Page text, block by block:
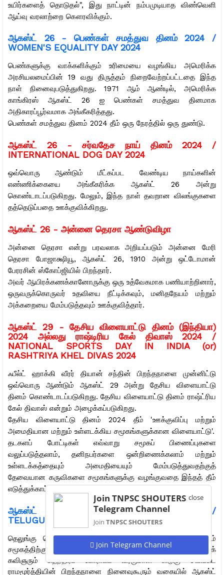
உயிர்களைத் தொடுதல்", இது நாட்டின் நம்பமுடியாத விண்வெளி
ஆய்வு வரலாற்றை கௌரவிக்கும்.
ஆகஸ்ட் 26 -பெண்கள் சமத்துவ தினம் 2024 /
WOMEN'S EQUALITY DAY 2024
பெண்களுக்கு வாக்களிக்கும் உரிமையை வழங்கிய அமெரிக்க
அரசியலமைப்பின் 19 வது திருத்தம் நிறைவேற்றப்பட்டதை இந்த
நாள் நினைவுபடுத்துகிறது. 1971 ஆம் ஆண்டில், அமெரிக்க
காங்கிரஸ் ஆகஸ்ட் 26 ஐ பெண்கள் சமத்துவ தினமாக
அதிகாரப்பூர்வமாக அங்கீகரித்தது.
பெண்கள் சமத்துவ தினம் 2024 தீம் ஒரு நேரத்தில் ஒரு துண்டு.
ஆகஸ்ட் 26 - சர்வதேச நாய் தினம் 2024 /
INTERNATIONAL DOG DAY 2024
ஒவ்வொரு ஆண்டும் மீட்கப்பட வேண்டிய நாய்களின்
எண்ணிக்கையை அங்கீகரிக்க ஆகஸ்ட் 26 அன்று
கொண்டாடப்படுகிறது. மேலும், இந்த நாள் தவறான விலங்குகளை
தத்தெடுப்பதை ஊக்குவிக்கிறது.
ஆகஸ்ட் 26 - அன்னை தெரசா ஆண்டுவிழா
அன்னை தெரசா என்று பரவலாக அறியப்படும் அன்னை மேரி
தெரசா போஜாக்ஷியூ, ஆகஸ்ட் 26, 1910 அன்று ஒட்டோமான்
பேரரசின் ஸ்கோப்ஜியில் பிறந்தார்.
அவர் ஆயிரக்கணக்கானோருக்கு ஒரு உத்வேகமாக பணியாற்றினார்,
ஒருவருக்கொருவர் உதவியை நீட்டிக்கவும், மனிதநேயம் மற்றும்
அக்கறையை மேம்படுத்தவும் ஊக்குவித்தார்.
ஆகஸ்ட் 29 - தேசிய விளையாட்டு தினம் (இந்தியா)
2024 அல்லது ராஷ்டிரிய கேல் திவாஸ் 2024 /
NATIONAL SPORTS DAY IN INDIA (or)
RASHTRIYA KHEL DIVAS 2024
ஃபீல்ட் ஹாக்கி வீரர் தியான் சந்தின் பிறந்தநாளை முன்னிட்டு
ஒவ்வொரு ஆண்டும் ஆகஸ்ட் 29 அன்று தேசிய விளையாட்டு
தினம் கொண்டாடப்படுகிறது. தேசிய விளையாட்டு தினம் ராஷ்ட்ரிய
கேல் திவாஸ் என்றும் அழைக்கப்படுகிறது.
தேசிய விளையாட்டு தினம் 2024 தீம் 'ஊக்குவிப்பு மற்றும்
அமைதியான மற்றும் உள்ளடக்கிய சமூகங்களுக்கான விளையாட்டு'.
தடகளப் போட்டிகள் எவ்வாறு சமூகப் பிணைப்புகளை
வலுப்படுத்தலாம், தனிநபர்களை ஒன்றிணைக்கலாம் மற்றும்
உள்ளடக்கத்தையும் அமைதியையும் மேம்படுத்துவதற்குத்
தேவையான கருவிகளை சமூகங்களுக்கு வழங்குவதை இந்தத் தீம்
எடுத்துக்காட்டுகிறது.
ஆகஸ்ட் 29 -
தெலுங்கு மொழி தினம் 2024 /
TELUGU LANGUAGE DAY 2024
தெலுங்கு மொழி தினம் உலகெங்கிலும் உள்ள தெலுங்கு பேசும்
சமூகத்திற்கு ஒரு சிறப்பு சந்தர்ப்பமாகும். பழம்பெரும் தெலுங்குக்
கவிஞரும் சுதந்திரப் போராட்ட வீரருமான கிடுகு வெங்கட
ராமமூர்த்தியின் பிறந்தநாளை நினைவுகூரும் வகையில் ஆகஸ்ட்
close
Join TNPSC SHOUTERS
Telegram Channel
Join TNPSC SHOUTERS
Join Telegram Channel